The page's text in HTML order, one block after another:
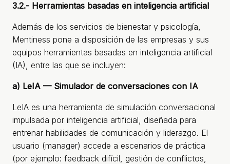
3.2.- Herramientas basadas en inteligencia artificial
Además de los servicios de bienestar y psicología,
Mentiness pone a disposición de las empresas y sus
equipos herramientas basadas en inteligencia artificial
(IA), entre las que se incluyen:
a) LeIA — Simulador de conversaciones con IA
LeIA es una herramienta de simulación conversacional
impulsada por inteligencia artificial, diseñada para
entrenar habilidades de comunicación y liderazgo. El
usuario (manager) accede a escenarios de práctica
(por ejemplo: feedback difícil, gestión de conflictos,